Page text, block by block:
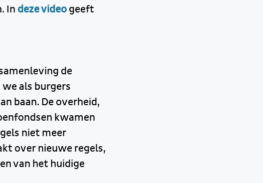
In deze video geeft
de
als burgers
baan. De overheid,
kwamen
niet meer
over nieuwe regels,
van het huidige